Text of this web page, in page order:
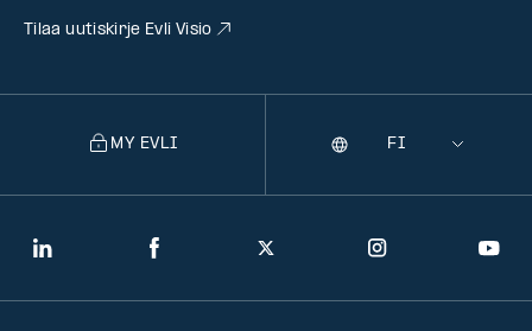
Tilaa uutiskirje Evli Visio
LinkedIn Facebook Twitter Instagram
MY EVLI
Selecting
Kieli